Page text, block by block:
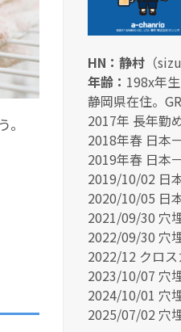
HN：静村 （
年齢： 198x年
静岡県在住。
2017年 長年勤
2018年春 日本
2019年春 日本
2019/10/02 日
2020/10/05 日
2021/09/30 穴
2022/09/30 穴
2022/12 クロス
2023/10/07 穴
2024/10/01 穴
2025/07/02 穴